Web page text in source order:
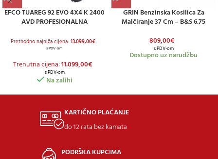
EFCO TUAREG 92 EVO 4X4 K 2400
AVD PROFESIONALNA
Prethodno najniža cijena: 13.099,00€
s PDV-om
Trenutna cijena:11.099,00€
s PDV-om
Na zalihi
GRIN Benzinska Kosilica Za
Malčiranje 37 Cm – B&S 6.75
809,00€
s PDV-om
Dostupno uz narudžbu
KARTIČNO PLAĆANJE
do 12 rata bez kamata
PODRŠKA KUPCIMA